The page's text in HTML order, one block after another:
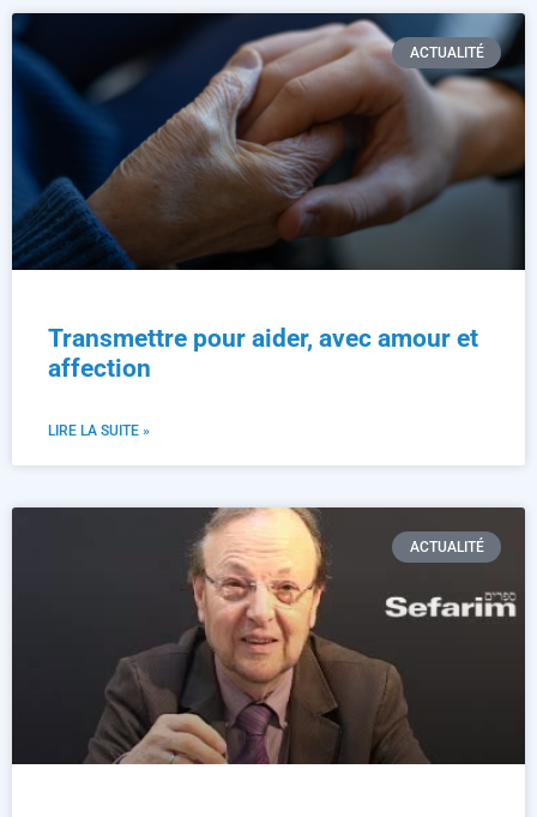
ACTUALITÉ
Transmettre pour aider, avec amour et
affection
LIRE LA SUITE »
ACTUALITÉ